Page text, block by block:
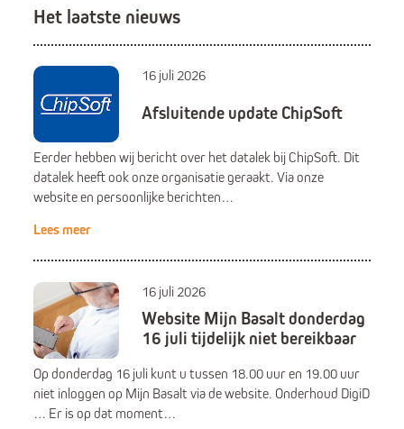
Het laatste nieuws
16 juli 2026
Afsluitende update ChipSoft
Eerder hebben wij bericht over het datalek bij ChipSoft. Dit
datalek heeft ook onze organisatie geraakt. Via onze
website en persoonlijke berichten…
Lees meer
16 juli 2026
Website Mijn Basalt donderdag
16 juli tijdelijk niet bereikbaar
Op donderdag 16 juli kunt u tussen 18.00 uur en 19.00 uur
niet inloggen op Mijn Basalt via de website. Onderhoud DigiD
… Er is op dat moment…